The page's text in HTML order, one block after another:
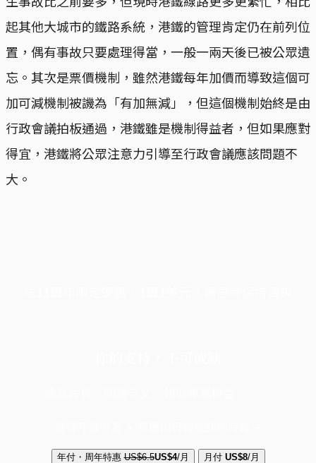
起其他大城市的鐵路系統，港鐵的管理肯定仍在前列位
置，偶有事故只要處理得當，一般一兩天後已被公眾遺
忘。其次是票價機制，雖然港鐵每年加價而導致這個可
加可減機制被譏為「有加無減」，但這個機制始終是由
行政會議拍板通過，港鐵雖是機制得益者，但如果應對
得宜，港鐵將公眾注意力引導至行政會議應該問題不
大。
年付・周年特惠 US$6.5US$4/月 月付 US$8/月